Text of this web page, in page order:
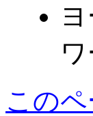
この